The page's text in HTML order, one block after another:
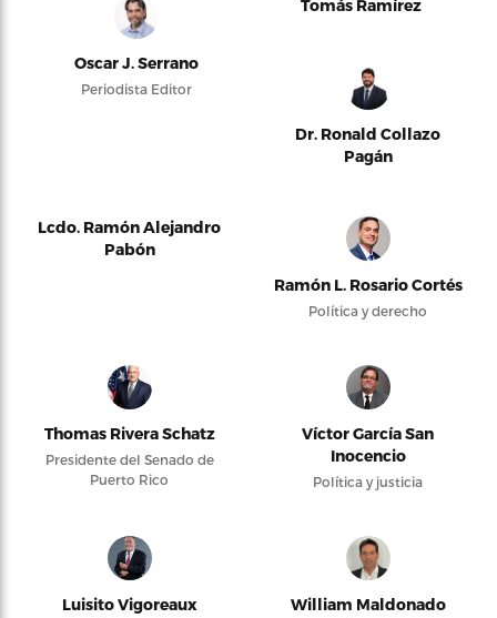
Oscar J. Serrano
Periodista Editor
Tomás Ramírez
Dr. Ronald Collazo
Pagán
Lcdo. Ramón Alejandro
Pabón
Ramón L. Rosario Cortés
Política y derecho
Thomas Rivera Schatz
Presidente del Senado de
Puerto Rico
Víctor García San
Inocencio
Política y justicia
Luisito Vigoreaux William Maldonado